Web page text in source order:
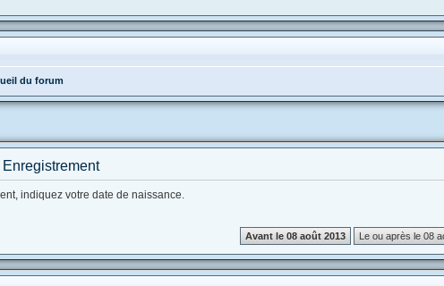
du forum
indiquez votre date de naissance.